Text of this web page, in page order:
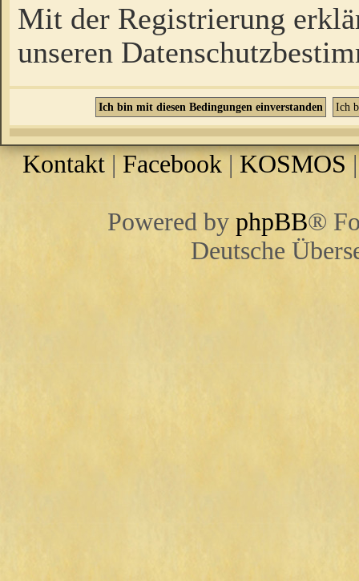
Mit der Registrierung
unseren
Kontakt |Facebook | KOSMOS
Powered by phpBB®
Deutsche